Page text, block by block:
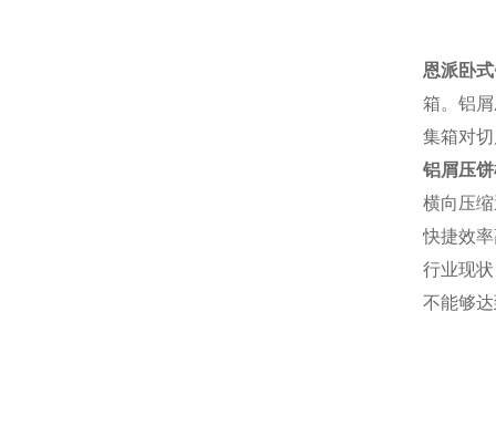
恩派卧
箱。铝
集箱对
铝屑压
横向压
快捷效
行业现
不能够